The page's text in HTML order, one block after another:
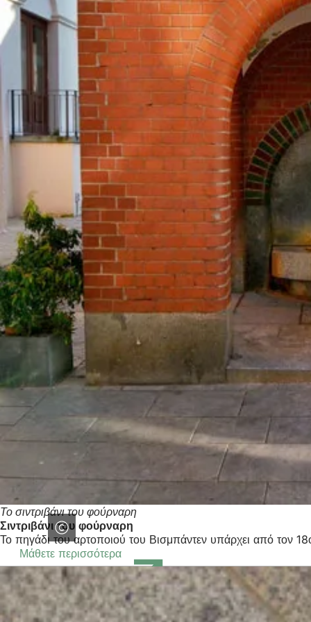
Το σιντριβάνι του φούρναρη
Σιντριβάνι του φούρναρη
Το πηγάδι του αρτοποιού του Βισμπάντεν υπάρχει από τον
Μάθετε περισσότερα
σε
νέα
καρτέλα)